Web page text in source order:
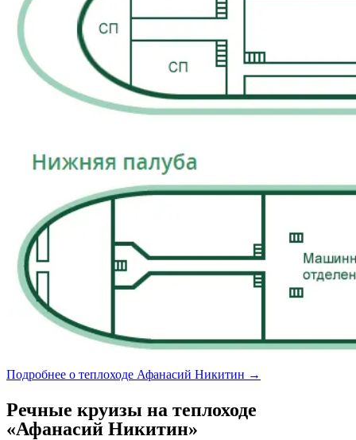
Подробнее о теплоходе Афанасий Никитин →
Речные круизы на теплоходе
«Афанасий Никитин»